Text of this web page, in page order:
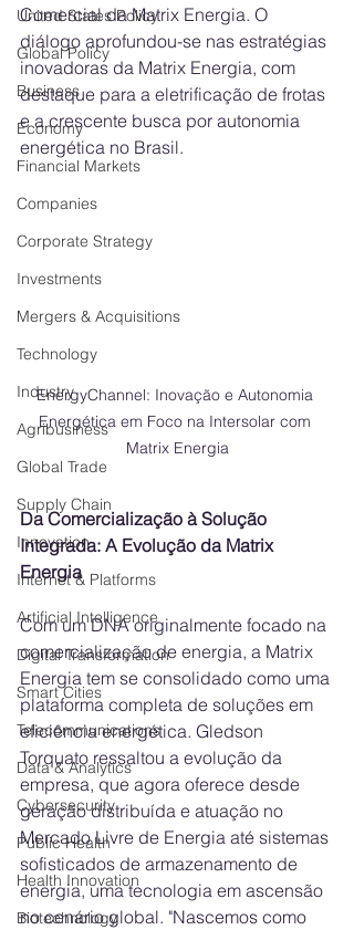
United States Policy
Global Policy
Business
Economy
Financial Markets
Companies
Corporate Strategy
Investments
Mergers & Acquisitions
Technology
Industry
Agribusiness
Global Trade
Supply Chain
Innovation
Internet & Platforms
Artificial Intelligence
Digital Transformation
Smart Cities
Telecommunications
Data & Analytics
Cybersecurity
Public Health
Health Innovation
Biotechnology
Comercial da Matrix Energia. O
diálogo aprofundou-se nas estratégias
inovadoras da Matrix Energia, com
destaque para a eletrificação de frotas
e a crescente busca por autonomia
energética no Brasil.
EnergyChannel: Inovação e Autonomia
Energética em Foco na Intersolar com
Matrix Energia
Da Comercialização à Solução
Integrada: A Evolução da Matrix
Energia
Com um DNA originalmente focado na
comercialização de energia, a Matrix
Energia tem se consolidado como uma
plataforma completa de soluções em
eficiência energética. Gledson
Torquato ressaltou a evolução da
empresa, que agora oferece desde
geração distribuída e atuação no
Mercado Livre de Energia até sistemas
sofisticados de armazenamento de
energia, uma tecnologia em ascensão
no cenário global. "Nascemos como